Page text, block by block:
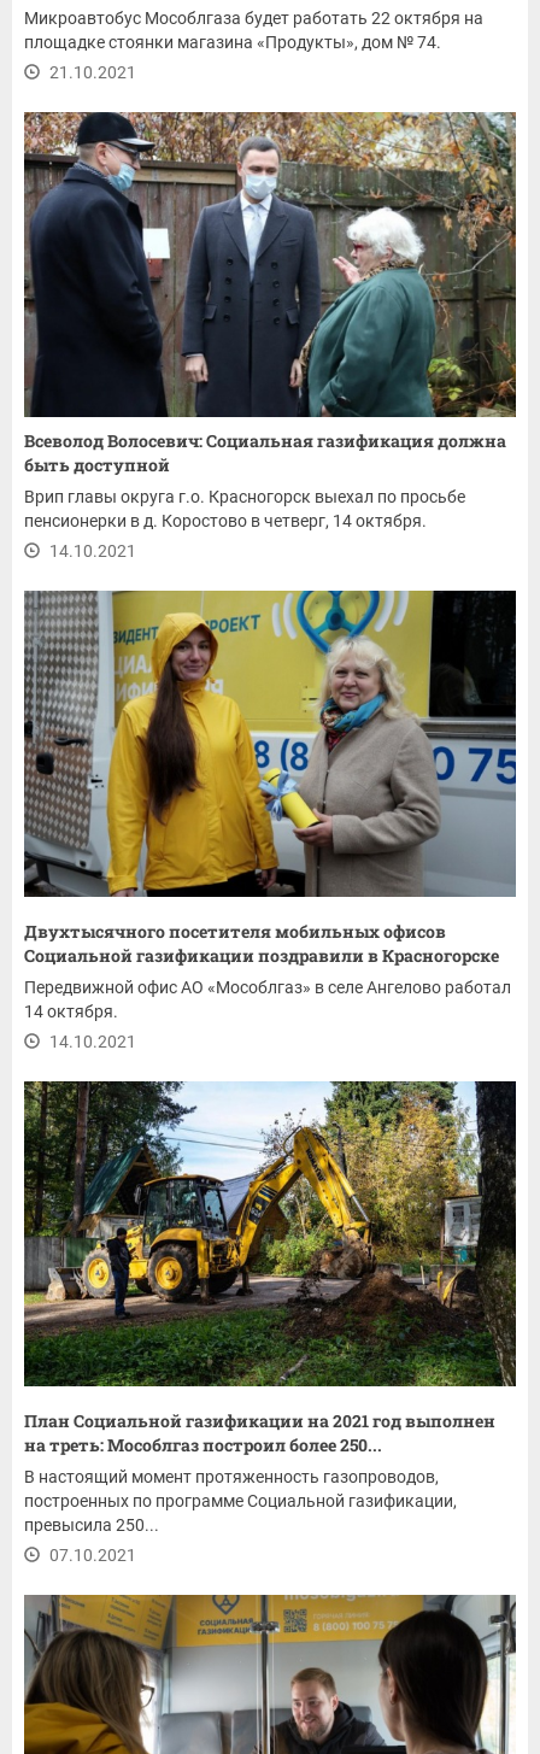
Микроавтобус Мособлгаза будет работать 22 октября на
площадке стоянки магазина «Продукты», дом № 74.
21.10.2021
Всеволод Волосевич: Социальная газификация должна
быть доступной
Врип главы округа г.о. Красногорск выехал по просьбе
пенсионерки в д. Коростово в четверг, 14 октября.
14.10.2021
Двухтысячного посетителя мобильных офисов
Социальной газификации поздравили в Красногорске
Передвижной офис АО «Мособлгаз» в селе Ангелово работал
14 октября.
14.10.2021
План Социальной газификации на 2021 год выполнен
на треть: Мособлгаз построил более 250...
В настоящий момент протяженность газопроводов,
построенных по программе Социальной газификации,
превысила 250...
07.10.2021